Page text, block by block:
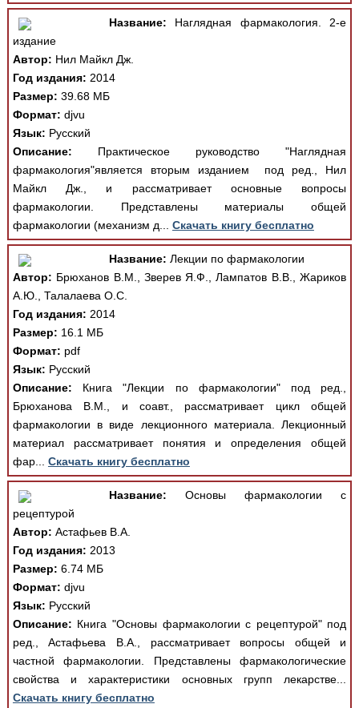
Название: Наглядная фармакология. 2-е
издание
Автор: Нил Майкл Дж.
Год издания: 2014
Размер: 39.68 МБ
Формат: djvu
Язык: Русский
Описание: Практическое руководство "Наглядная
фармакология"является вторым изданием под ред., Нил
Майкл Дж., и рассматривает основные вопросы
фармакологии. Представлены материалы общей
фармакологии (механизм д... Скачать книгу бесплатно
Название: Лекции по фармакологии
Автор: Брюханов В.М., Зверев Я.Ф., Лампатов В.В., Жариков
А.Ю., Талалаева О.С.
Год издания: 2014
Размер: 16.1 МБ
Формат: pdf
Язык: Русский
Описание: Книга "Лекции по фармакологии" под ред.,
Брюханова В.М., и соавт., рассматривает цикл общей
фармакологии в виде лекционного материала. Лекционный
материал рассматривает понятия и определения общей
фар... Скачать книгу бесплатно
Название: Основы фармакологии с
рецептурой
Автор: Астафьев В.А.
Год издания: 2013
Размер: 6.74 МБ
Формат: djvu
Язык: Русский
Описание: Книга "Основы фармакологии с рецептурой" под
ред., Астафьева В.А., рассматривает вопросы общей и
частной фармакологии. Представлены фармакологические
свойства и характеристики основных групп лекарстве...
Скачать книгу бесплатно